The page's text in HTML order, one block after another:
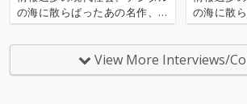
の海に散らばったあの名作、こ
の名作たちをひとつにまとめる
仕事人…!〈アーカイ奉行〉が今
日もデジタルの乱世を治め
る…!'''〈アーカイ奉行〉と
の海に散
の名作た
仕事人…!
日もデジ
る…!'''〈
View More Interviews/